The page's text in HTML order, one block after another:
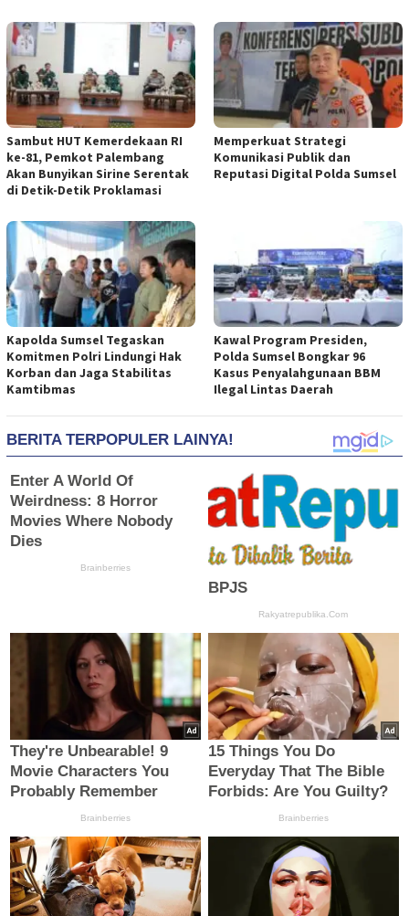
Sambut HUT Kemerdekaan RI
ke-81, Pemkot Palembang
Akan Bunyikan Sirine Serentak
di Detik-Detik Proklamasi
Memperkuat Strategi
Komunikasi Publik dan
Reputasi Digital Polda Sumsel
Kapolda Sumsel Tegaskan
Komitmen Polri Lindungi Hak
Korban dan Jaga Stabilitas
Kamtibmas
Kawal Program Presiden,
Polda Sumsel Bongkar 96
Kasus Penyalahgunaan BBM
Ilegal Lintas Daerah